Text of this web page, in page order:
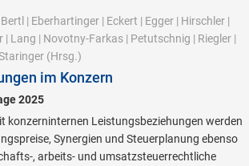
Bertl | Eberhartinger | Eckert | Egger | Hirschler |
| Lang | Novotny-Farkas | Petutschnig | Riegler |
(Hrsg.)
im Konzern
2025
konzerninternen Leistungsbeziehungen werden
Synergien und Steuerplanung ebenso
, arbeits- und umsatzsteuerrechtliche